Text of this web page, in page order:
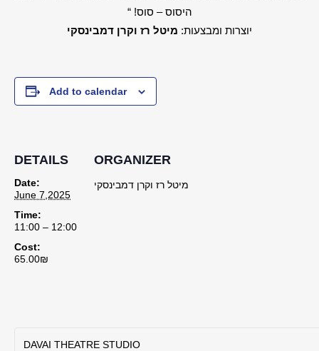
היסוס – סוס! “
יוצרות ומבצעות: מיטל רז וקרן דמבינסקי
Add to calendar
DETAILS
Date:
June 7,2025
Time:
11:00 – 12:00
Cost:
65.00₪
ORGANIZER
מיטל רז וקרן דמבינסקי
DAVAI THEATRE STUDIO